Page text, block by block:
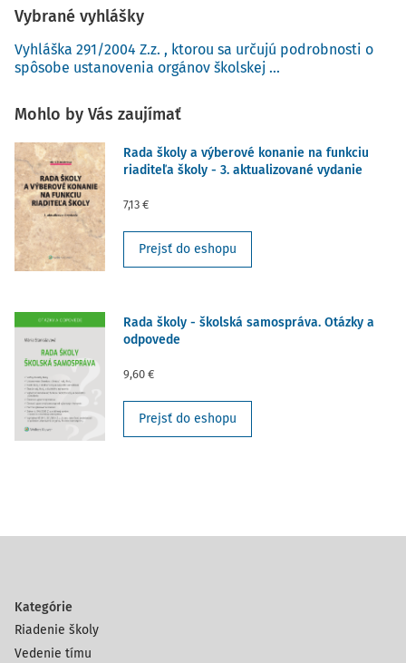
Vybrané vyhlášky
Vyhláška 291/2004 Z.z. , ktorou sa určujú podrobnosti o
spôsobe ustanovenia orgánov školskej ...
Mohlo by Vás zaujímať
Rada školy a výberové konanie na funkciu
riaditeľa školy - 3. aktualizované vydanie
7,13 €
Prejsť do eshopu
Rada školy - školská samospráva. Otázky a
odpovede
9,60 €
Prejsť do eshopu
Kategórie
Riadenie školy
Vedenie tímu